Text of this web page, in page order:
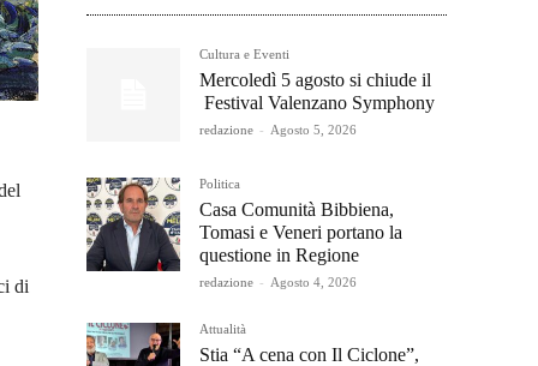
di
Cultura e Eventi
Mercoledì 5 agosto si chiude il
Festival Valenzano Symphony
redazione - Agosto 5, 2026
Politica
Casa Comunità Bibbiena,
Tomasi e Veneri portano la
questione in Regione
redazione - Agosto 4, 2026
Attualità
Stia “A cena con Il Ciclone”,